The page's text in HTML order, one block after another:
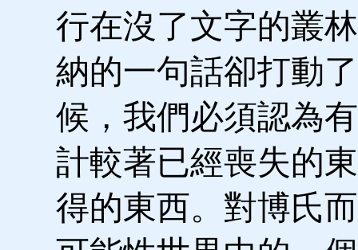
行在沒了文字的叢
納的一句話卻打動
候，我們必須認為
計較著已經喪失的
得的東西。對博氏